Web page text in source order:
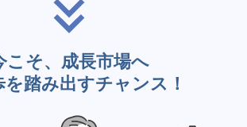
こそ、成長市場へ
を踏み出すチャンス！